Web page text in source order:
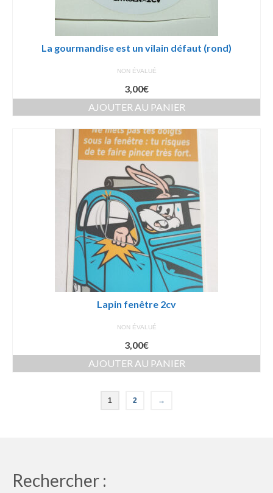
La gourmandise est un vilain défaut (rond)
NON ÉVALUÉ
3,00€
AJOUTER AU PANIER
Lapin fenêtre 2cv
NON ÉVALUÉ
3,00€
AJOUTER AU PANIER
1 2 →
Rechercher :